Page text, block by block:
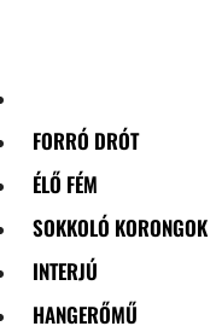
FORRÓ DRÓT
ÉLŐ FÉM
SOKKOLÓ KORONGOK
INTERJÚ
HANGERŐMŰ